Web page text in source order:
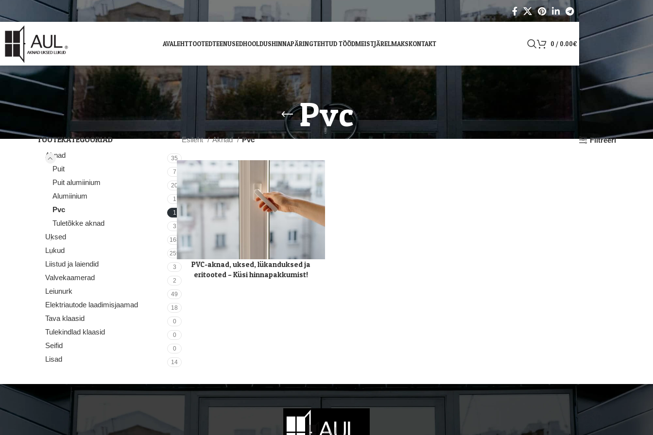
AVALEHTTOOTEDTEENUSEDHOOLDUSHINNAPÄRINGTEHTUD TÖÖDMEISTJÄRELMAKSKONTAKT 0 / 0.00€
Pvc
TOOTEKATEGOORIAD
Aknad 35
Puit 7
Puit alumiinium 20
Alumiinium 1
Pvc 1
Tuletõkke aknad 3
Uksed 168
Lukud 259
Liistud ja laiendid 3
Valvekaamerad 2
Leiunurk 49
Elektriautode laadimisjaamad 18
Tava klaasid 0
Tulekindlad klaasid 0
Seifid 0
Lisad 14
Esileht Aknad Pvc Filtreeri
LOE EDASI
PVC-aknad, uksed, lükanduksed ja
eritooted – Küsi hinnapakkumist!